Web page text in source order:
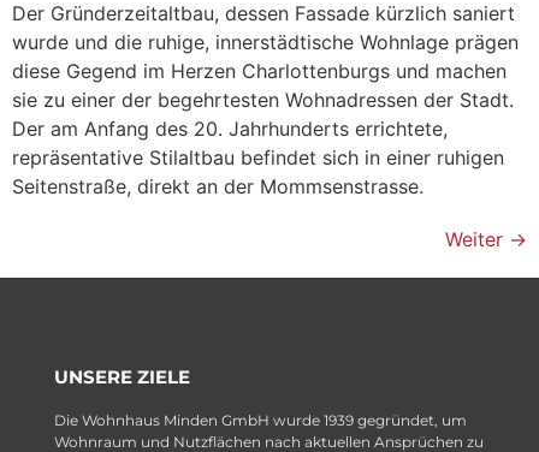
Der Gründerzeitaltbau, dessen Fassade kürzlich saniert
wurde und die ruhige, innerstädtische Wohnlage prägen
diese Gegend im Herzen Charlottenburgs und machen
sie zu einer der begehrtesten Wohnadressen der Stadt.
Der am Anfang des 20. Jahrhunderts errichtete,
repräsentative Stilaltbau befindet sich in einer ruhigen
Seitenstraße, direkt an der Mommsenstrasse.
Weiter →
UNSERE ZIELE
Die Wohnhaus Minden GmbH wurde 1939 gegründet, um
Wohnraum und Nutzflächen nach aktuellen Ansprüchen zu